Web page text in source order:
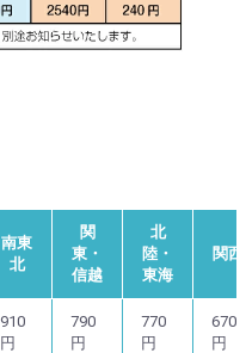
南東
北
関
東・
信越
北
陸・
東海
関西
910
円
790
円
770
円
670
円